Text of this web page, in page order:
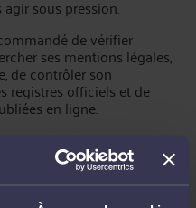
sous pression.
de vérifier
ses mentions légales,
de contrôler son
registres officiels et de
en ligne.
des documents
plateforme n’est pas